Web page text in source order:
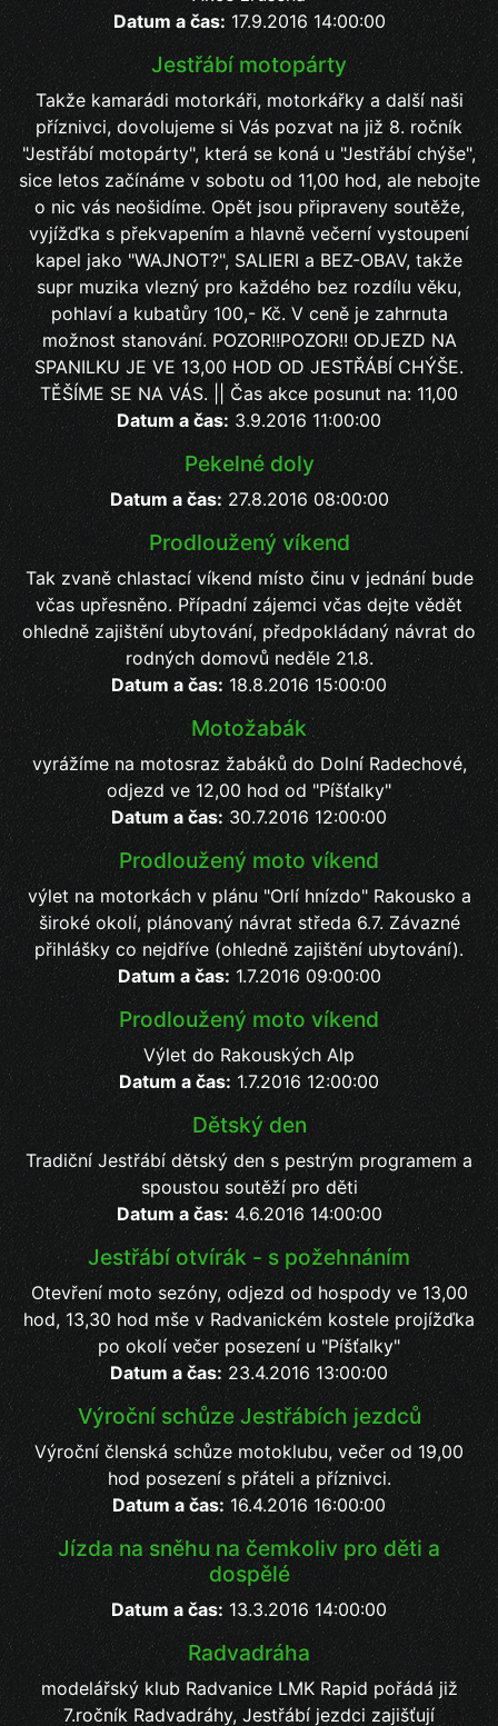
Datum a čas: 17.9.2016 14:00:00
Jestřábí motopárty
Takže kamarádi motorkáři, motorkářky a další naši
příznivci, dovolujeme si Vás pozvat na již 8. ročník
"Jestřábí motopárty", která se koná u "Jestřábí chýše",
sice letos začínáme v sobotu od 11,00 hod, ale nebojte
o nic vás neošidíme. Opět jsou připraveny soutěže,
vyjížďka s překvapením a hlavně večerní vystoupení
kapel jako "WAJNOT?", SALIERI a BEZ-OBAV, takže
supr muzika vlezný pro každého bez rozdílu věku,
pohlaví a kubatůry 100,- Kč. V ceně je zahrnuta
možnost stanování. POZOR!!POZOR!! ODJEZD NA
SPANILKU JE VE 13,00 HOD OD JESTŘÁBÍ CHÝŠE.
TĚŠÍME SE NA VÁS. || Čas akce posunut na: 11,00
Datum a čas: 3.9.2016 11:00:00
Pekelné doly
Datum a čas:27.8.2016 08:00:00
Prodloužený víkend
Tak zvaně chlastací víkend místo činu v jednání bude
včas upřesněno. Případní zájemci včas dejte vědět
ohledně zajištění ubytování, předpokládaný návrat do
rodných domovů neděle 21.8.
Datum a čas: 18.8.2016 15:00:00
Motožabák
vyrážíme na motosraz žabáků do Dolní Radechové,
odjezd ve 12,00 hod od "Píšťalky"
Datum a čas: 30.7.2016 12:00:00
Prodloužený moto víkend
výlet na motorkách v plánu "Orlí hnízdo" Rakousko a
široké okolí, plánovaný návrat středa 6.7. Závazné
přihlášky co nejdříve (ohledně zajištění ubytování).
Datum a čas: 1.7.2016 09:00:00
Prodloužený moto víkend
Výlet do Rakouských Alp
Datum a čas: 1.7.2016 12:00:00
Dětský den
Tradiční Jestřábí dětský den s pestrým programem a
spoustou soutěží pro děti
Datum a čas:4.6.2016 14:00:00
Jestřábí otvírák - s požehnáním
Otevření moto sezóny, odjezd od hospody ve 13,00
hod, 13,30 hod mše v Radvanickém kostele projížďka
po okolí večer posezení u "Píšťalky"
Datum a čas: 23.4.2016 13:00:00
Výroční schůze Jestřábích jezdců
Výroční členská schůze motoklubu, večer od 19,00
hod posezení s přáteli a příznivci.
Datum a čas: 16.4.2016 16:00:00
Jízda na sněhu na čemkoliv pro děti a
dospělé
Datum a čas:13.3.2016 14:00:00
Radvadráha
modelářský klub Radvanice LMK Rapid pořádá již
7.ročník Radvadráhy, Jestřábí jezdci zajišťují